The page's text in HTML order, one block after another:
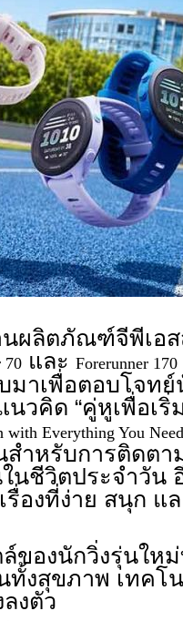
ผลิตภัณฑ์จีพีเอ
70 และ Forerunner 170
มาเพื่อตอบโจท
นวคิด “คู่หูเพื่อเ
with Everything You
สำหรับการติดต
นชีวิตประจำวัน
รื่องที่ง่าย สนุก
ของนักวิ่งรุ่นให
งสุขภาพ เทคโ
งตัว